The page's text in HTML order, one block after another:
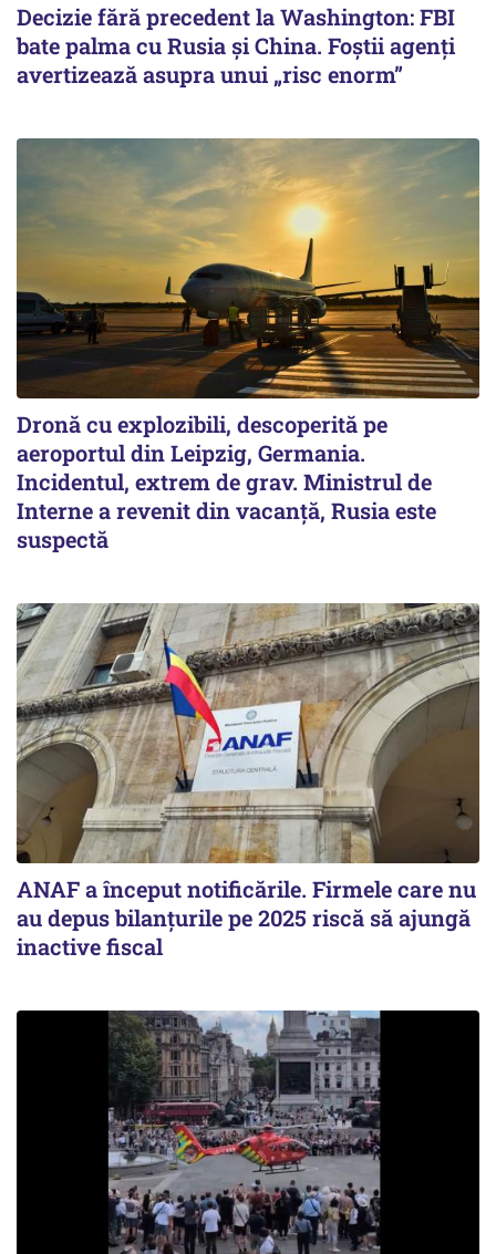
Decizie fără precedent la Washington: FBI
bate palma cu Rusia și China. Foștii agenți
avertizează asupra unui „risc enorm”
Dronă cu explozibili, descoperită pe
aeroportul din Leipzig, Germania.
Incidentul, extrem de grav. Ministrul de
Interne a revenit din vacanță, Rusia este
suspectă
ANAF a început notificările. Firmele care nu
au depus bilanțurile pe 2025 riscă să ajungă
inactive fiscal